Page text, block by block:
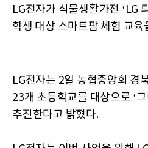
LG전자가 식물생활가전 ‘LG
학생 대상 스마트팜 체험 교육
LG전자는 2일 농협중앙회 경
23개 초등학교를 대상으로 ‘
추진한다고 밝혔다.